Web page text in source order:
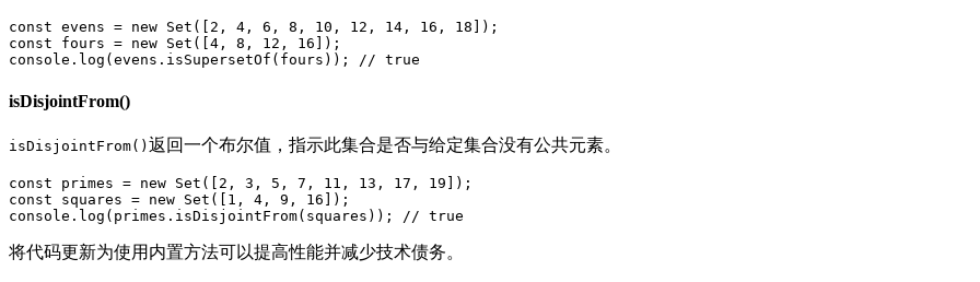
const evens = new Set([2, 4, 6, 8, 10, 12, 14, 16, 18]);
const fours = new Set([4, 8, 12, 16]);
console.log(evens.isSupersetOf(fours)); // true
isDisjointFrom()
isDisjointFrom() 返回一个布尔值，指示此集合是否与给定集合没有公共元素。
const primes = new Set([2, 3, 5, 7, 11, 13, 17, 19]);
const squares = new Set([1, 4, 9, 16]);
console.log(primes.isDisjointFrom(squares)); // true
将代码更新为使用内置方法可以提高性能并减少技术债务。